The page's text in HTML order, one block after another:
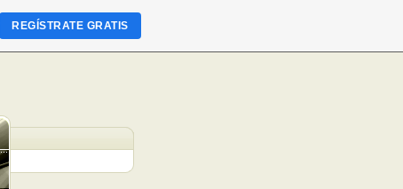
REGÍSTRATE GRATIS